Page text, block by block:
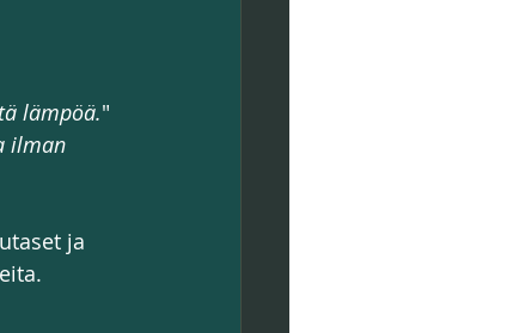
lämpöä."
​​ilman
ja